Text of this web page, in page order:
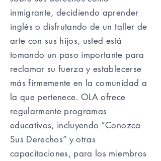
inmigrante, decidiendo aprender
inglés o disfrutando de un taller de
arte con sus hijos, usted está
tomando un paso importante para
reclamar su fuerza y establecerse
más firmemente en la comunidad a
la que pertenece. OLA ofrece
regularmente programas
educativos, incluyendo “Conozca
Sus Derechos” y otras
capacitaciones, para los miembros